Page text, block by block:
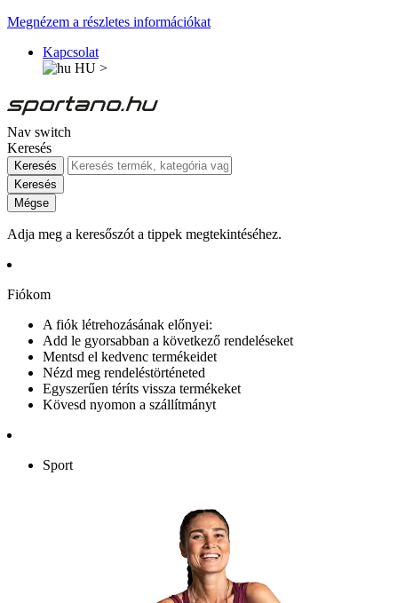
Megnézem a részletes információkat
Kapcsolat
HU >
Nav switch
Keresés
Keresés
Keresés
Mégse
Adja meg a keresőszót a tippek megtekintéséhez.
Fiókom
A fiók létrehozásának előnyei:
Add le gyorsabban a következő rendeléseket
Mentsd el kedvenc termékeidet
Nézd meg rendeléstörténeted
Egyszerűen téríts vissza termékeket
Kövesd nyomon a szállítmányt
Sport